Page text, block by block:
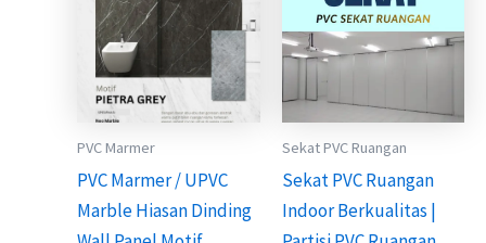
PVC Marmer
PVC Marmer / UPVC
Marble Hiasan Dinding
Sekat PVC Ruangan
Sekat PVC Ruangan
Indoor Berkualitas |